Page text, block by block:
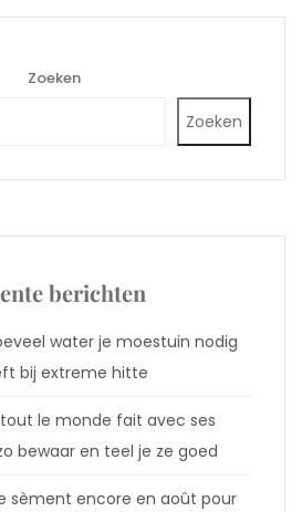
Zoeken
Zoeken
berichten
water je moestuin nodig
bij extreme hitte
tout le monde fait avec ses
bewaar en teel je ze goed
sèment encore en août pour